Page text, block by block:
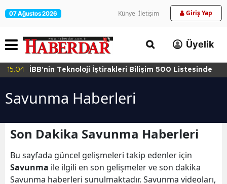
07 Ağustos 2026 Künye İletişim Giriş Yap
Üyelik
15:04 İBB'nin Teknoloji İştirakleri Bilişim 500 Listesinde
Savunma Haberleri
Son Dakika Savunma Haberleri
Bu sayfada güncel gelişmeleri takip edenler için
Savunma ile ilgili en son gelişmeler ve son dakika
Savunma haberleri sunulmaktadır. Savunma videoları,